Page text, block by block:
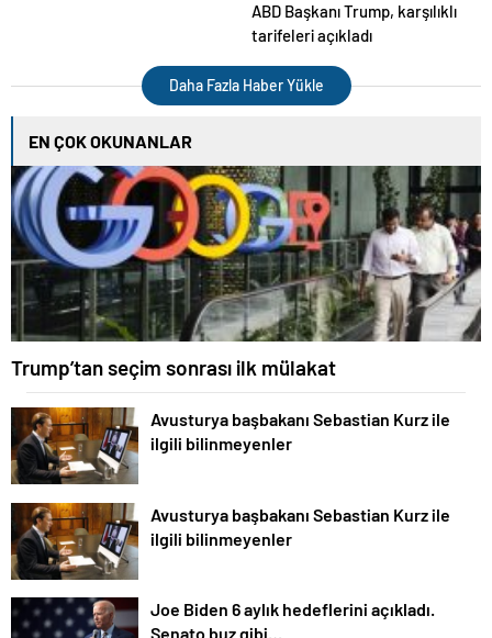
ABD Başkanı Trump, karşılıklı
tarifeleri açıkladı
Daha Fazla Haber Yükle
EN ÇOK OKUNANLAR
Trump’tan seçim sonrası ilk mülakat
Avusturya başbakanı Sebastian Kurz ile
ilgili bilinmeyenler
Avusturya başbakanı Sebastian Kurz ile
ilgili bilinmeyenler
Joe Biden 6 aylık hedeflerini açıkladı.
Senato buz gibi…